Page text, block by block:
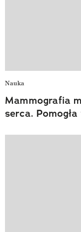
Nauka
Mammografia
serca.